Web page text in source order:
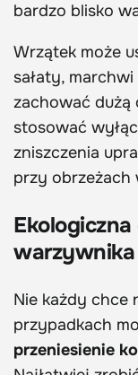
bardzo blisko
Wrzątek może
sałaty,
zachować dużą
stosować
zniszczenia
przy obrzeżach
warzywnika
Nie każdy chce
przypadkach
przeniesienie